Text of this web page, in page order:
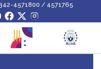
4571800 / 4571765